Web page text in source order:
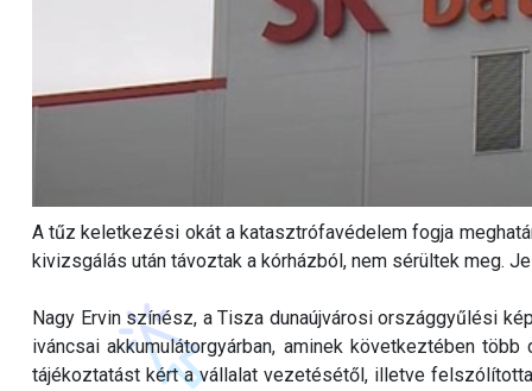
A tűz keletkezési okát a katasztrófavédelem fogja
kivizsgálás után távoztak a kórházból, nem sérültek meg.
Nagy Ervin színész, a Tisza dunaújvárosi országgyűlési
iváncsai akkumulátorgyárban, aminek következtében
tájékoztatást kért a vállalat vezetésétől, illetve